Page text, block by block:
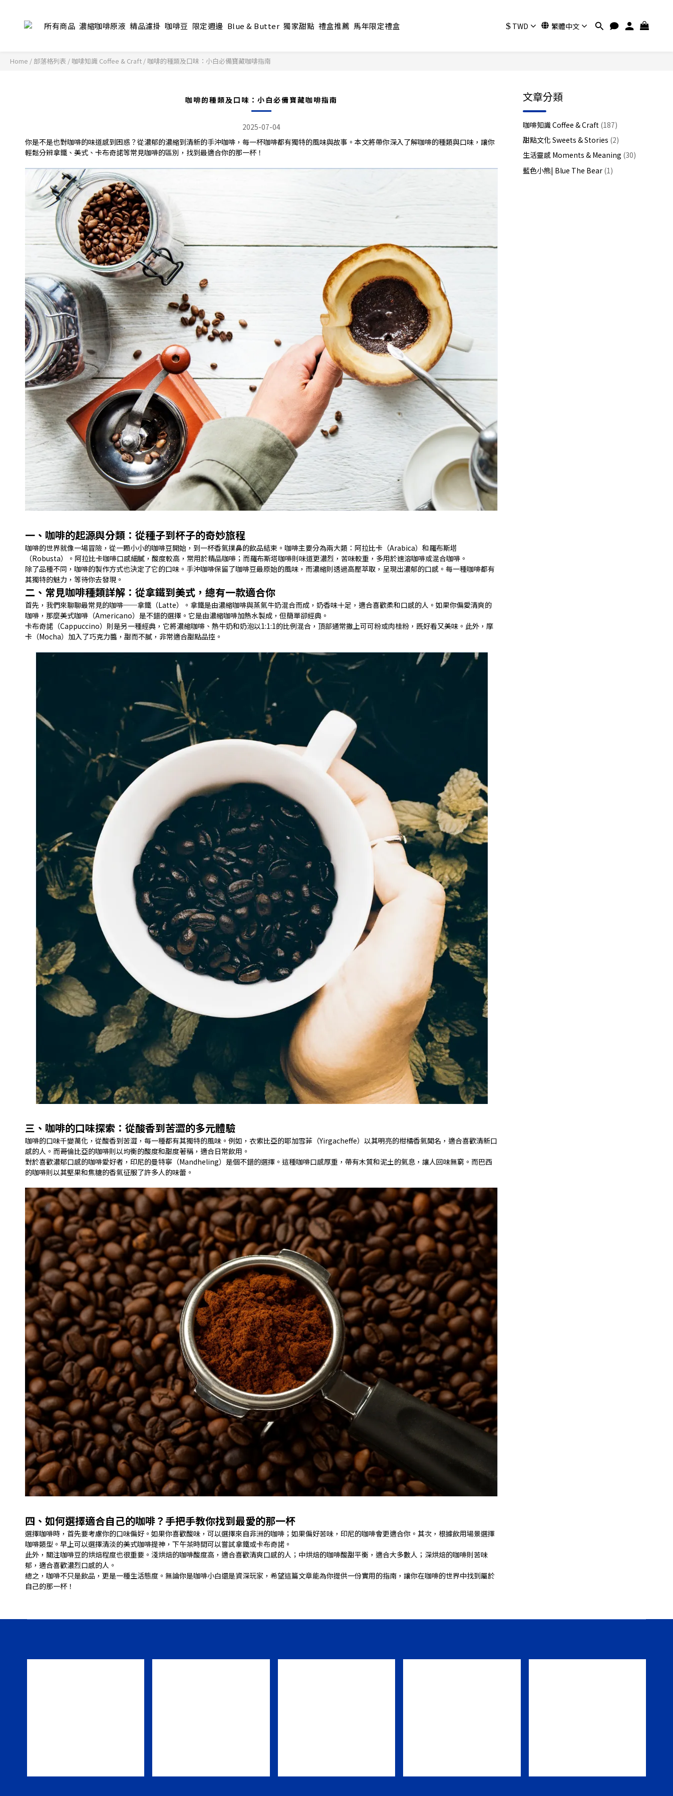
$ TWD 繁體中文
所有商品 濃縮咖啡原液 精品濾掛 咖啡豆 限定週邊 Blue & Butter 獨家甜點 禮盒推薦 馬年限定禮盒
Home / 部落格列表 / 咖啡知識 Coffee & Craft / 咖啡的種類及口味：小白必備寶藏咖啡指南
咖啡的種類及口味：小白必備寶藏咖啡指南
2025-07-04
你是不是也對咖啡的味道感到困惑？從濃郁的濃縮到清新的手沖咖啡，每一杯咖啡都有獨特的風味與故事。本文將帶你深入了解咖啡的種類與口味，讓你
輕鬆分辨拿鐵、美式、卡布奇諾等常見咖啡的區別，找到最適合你的那一杯！
一、咖啡的起源與分類：從種子到杯子的奇妙旅程
咖啡的世界就像一場冒險，從一顆小小的咖啡豆開始，到一杯香氣撲鼻的飲品結束。咖啡主要分為兩大類：阿拉比卡（Arabica）和羅布斯塔
（Robusta）。阿拉比卡咖啡口感細膩，酸度較高，常用於精品咖啡；而羅布斯塔咖啡則味道更濃烈，苦味較重，多用於速溶咖啡或混合咖啡。
除了品種不同，咖啡的製作方式也決定了它的口味。手沖咖啡保留了咖啡豆最原始的風味，而濃縮則透過高壓萃取，呈現出濃郁的口感。每一種咖啡都有
其獨特的魅力，等待你去發現。
二、常見咖啡種類詳解：從拿鐵到美式，總有一款適合你
首先，我們來聊聊最常見的咖啡──拿鐵（Latte）。拿鐵是由濃縮咖啡與蒸氣牛奶混合而成，奶香味十足，適合喜歡柔和口感的人。如果你偏愛清爽的
咖啡，那麼美式咖啡（Americano）是不錯的選擇。它是由濃縮咖啡加熱水製成，但簡單卻經典。
卡布奇諾（Cappuccino）則是另一種經典，它將濃縮咖啡、熱牛奶和奶泡以1:1:1的比例混合，頂部通常撒上可可粉或肉桂粉，既好看又美味。此外，摩
卡（Mocha）加入了巧​​克力醬，甜而不膩，非常適合甜點品控。
三、咖啡的口味探索：從酸香到苦澀的多元體驗
咖啡的口味千變萬化，從酸香到苦澀，每一種都有其獨特的風味。例如，衣索比亞的耶加雪菲（Yirgacheffe）以其明亮的柑橘香氣聞名，適合喜歡清新口
感的人。而哥倫比亞的咖啡則以均衡的酸度和甜度著稱，適合日常飲用。
對於喜歡濃郁口感的咖啡愛好者，印尼的曼特寧（Mandheling）是個不錯的選擇。這種咖啡口感厚重，帶有木質和泥土的氣息，讓人回味無窮。而巴西
的咖啡則以其堅果和焦糖的香氣征服了許多人的味蕾。
四、如何選擇適合自己的咖啡？手把手教你找到最愛的那一杯
選擇咖啡時，首先要考慮你的口味偏好。如果你喜歡酸味，可以選擇來自非洲的咖啡；如果偏好苦味，印尼的咖啡會更適合你。其次，根據飲用場景選擇
咖啡類型。早上可以選擇清淡的美式咖啡提神，下午茶時間可以嘗試拿鐵或卡布奇諾。
此外，關注咖啡豆的烘焙程度也很重要。淺烘焙的咖啡酸度高，適合喜歡清爽口感的人；中烘焙的咖啡酸甜平衡，適合大多數人；深烘焙的咖啡則苦味
郁，適合喜歡濃烈口感的人。
總之，咖啡不只是飲品，更是一種生活態度。無論你是咖啡小白還是資深玩家，希望這篇文章能為你提供一份實用的指南，讓你在咖啡的世界中找到屬於
自己的那一杯！
文章分類
咖啡知識 Coffee & Craft (187)
甜點文化 Sweets & Stories (2)
生活靈感 Moments & Meaning (30)
藍色小熊| Blue The Bear (1)